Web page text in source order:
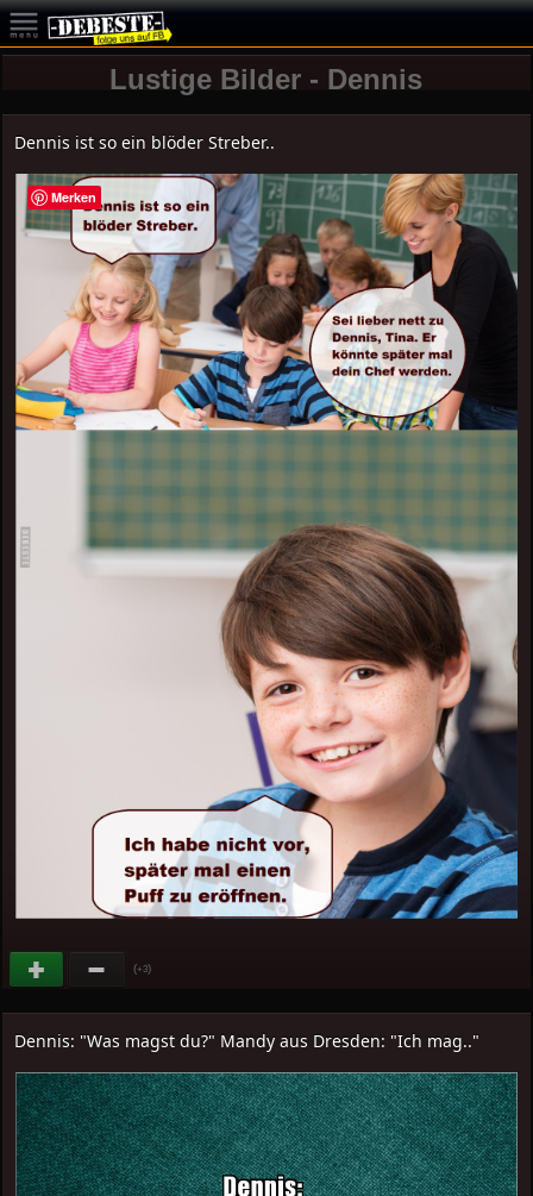
Lustige Bilder - Dennis
Dennis ist so ein blöder Streber..
(+3)
Dennis: "Was magst du?" Mandy aus Dresden: "Ich mag.."
Merken